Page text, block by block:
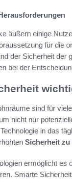
äußern einige
für die
der Sicherheit der
bei der
sind für
nicht nur
in das
Sicherheit zu
ermöglicht
Smarte